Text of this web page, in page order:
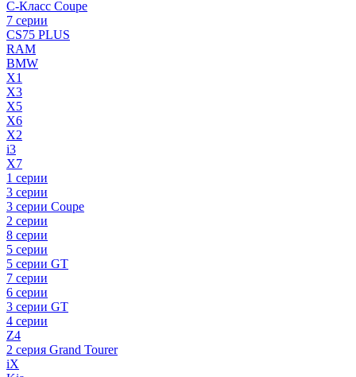
C-Класс Coupe
7 серии
CS75 PLUS
RAM
BMW
X1
X3
X5
X6
X2
i3
X7
1 серии
3 серии
3 серии Coupe
2 серии
8 серии
5 серии
5 серии GT
7 серии
6 серии
3 серии GT
4 серии
Z4
2 серия Grand Tourer
iX